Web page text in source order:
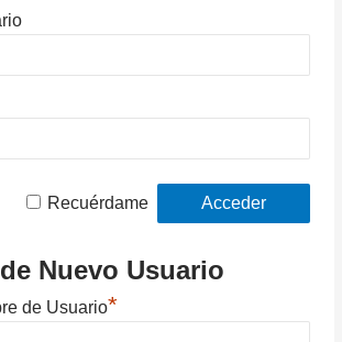
Recuérdame
Nuevo Usuario
de Usuario*